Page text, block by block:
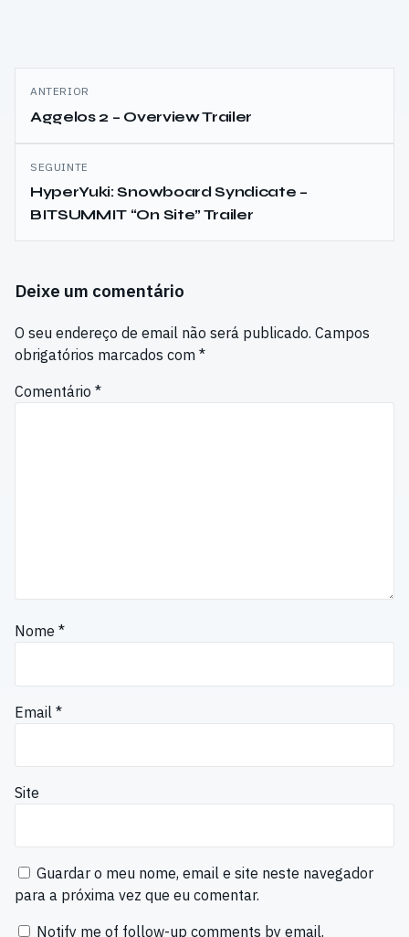
Navegação
de
artigos
ANTERIOR
Aggelos 2 – Overview Trailer
SEGUINTE
HyperYuki: Snowboard Syndicate –
BITSUMMIT “On Site” Trailer
Deixe um comentário
O seu endereço de email não será publicado. Campos
obrigatórios marcados com *
Comentário *
Nome *
Email *
Site
Guardar o meu nome, email e site neste navegador
para a próxima vez que eu comentar.
Notify me of follow-up comments by email.